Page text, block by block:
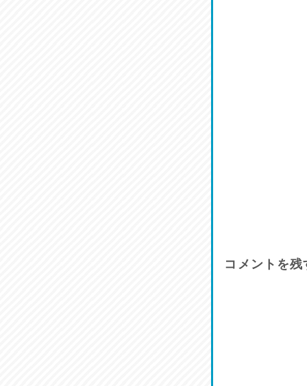
コメントを残